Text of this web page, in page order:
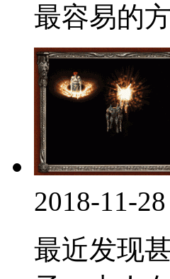
最容易的
2018-11-
最近发现